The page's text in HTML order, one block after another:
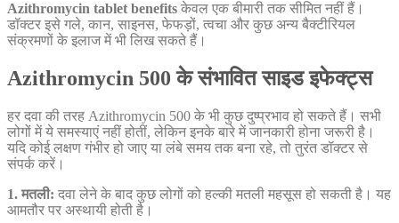
Azithromycin tablet benefits केवल एक बीमारी तक सीमित नहीं हैं।
डॉक्टर इसे गले, कान, साइनस, फेफड़ों, त्वचा और कुछ अन्य बैक्टीरियल
संक्रमणों के इलाज में भी लिख सकते हैं।
Azithromycin 500 के संभावित साइड इफेक्ट्स
हर दवा की तरह Azithromycin 500 के भी कुछ दुष्प्रभाव हो सकते हैं। सभी
लोगों में ये समस्याएं नहीं होतीं, लेकिन इनके बारे में जानकारी होना जरूरी है।
यदि कोई लक्षण गंभीर हो जाए या लंबे समय तक बना रहे, तो तुरंत डॉक्टर से
संपर्क करें।
1. मतली: दवा लेने के बाद कुछ लोगों को हल्की मतली महसूस हो सकती है। यह
आमतौर पर अस्थायी होती है।